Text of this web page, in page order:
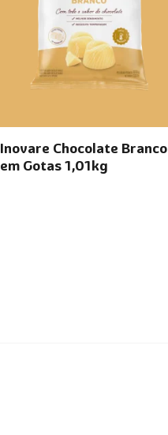
Inovare Chocolate Branco
em Gotas 1,01kg